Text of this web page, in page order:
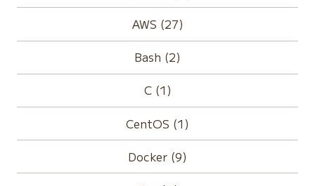
AWS (27)
Bash (2)
C (1)
CentOS (1)
Docker (9)